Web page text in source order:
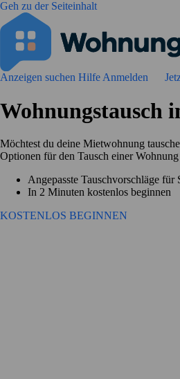
Geh zu der Seiteinhalt
Anzeigen suchen Hilfe Anmelden
Wohnungstausch
Möchtest du deine Mietwohnung
Optionen für den Tausch einer
Angepasste Tauschvorschläge für
In 2 Minuten kostenlos beginnen
KOSTENLOS BEGINNEN